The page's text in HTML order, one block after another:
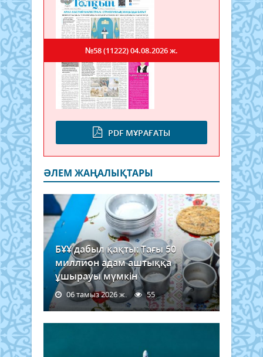
PDF МҰРАҒАТЫ
№58 (11222)04.08.2026 ж.
ӘЛЕМ ЖАҢАЛЫҚТАРЫ
БҰҰ дабыл қақты: Тағы 50
миллион адам аштыққа
ұшырауы мүмкін
06 тамыз 2026 ж. 55